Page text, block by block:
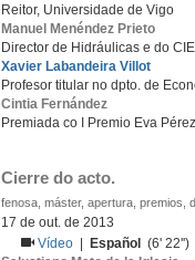
Reitor, Universidade de Vigo
Manuel Menéndez Prieto
Director de Hidráulicas e do
Xavier Labandeira Villot
Profesor titular no dpto. de
Cintia Fernández
Premiada co I Premio Eva
Cierre do acto.
fenosa, máster, apertura, premios,
17 de out. de 2013
Vídeo
Español (6'